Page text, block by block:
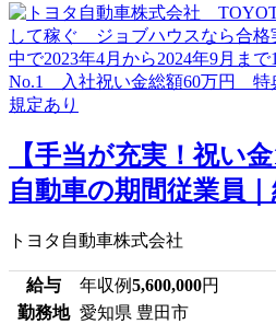
【手当が充実！祝い
自動車の期間従業員
トヨタ自動車株式会社
給与 年収例5,600,000円
勤務地 愛知県 豊田市